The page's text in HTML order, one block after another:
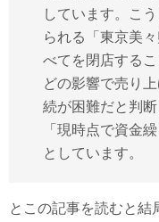
しています。こ
られる「東京美
べてを閉店する
どの影響で売り
続が困難だと判
「現時点で資金
としています。
とこの記事を読むと結